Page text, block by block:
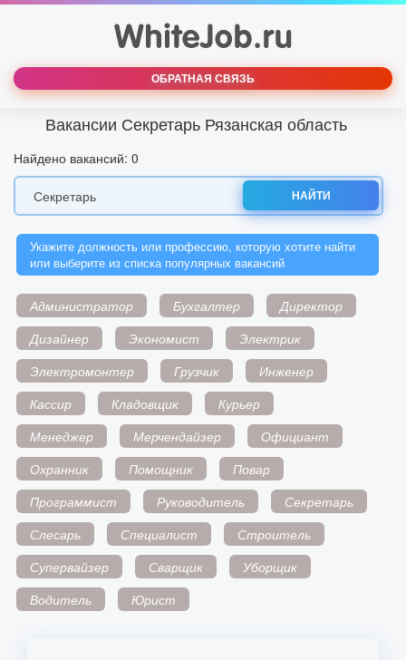
ОБРАТНАЯ СВЯЗЬ
Вакансии Секретарь Рязанская область
Найдено вакансий: 0
НАЙТИ
Укажите должность или профессию, которую хотите найти
или выберите из списка популярных вакансий
Администратор Бухгалтер
Директор
Дизайнер
Экономист
Электрик
Электромонтер
Грузчик
Инженер
Кассир
Кладовщик
Курьер
Менеджер
Мерчендайзер
Официант
Охранник
Помощник
Повар
Программист
Руководитель
Секретарь
Слесарь
Специалист
Строитель
Супервайзер
Сварщик
Уборщик
Водитель
Юрист